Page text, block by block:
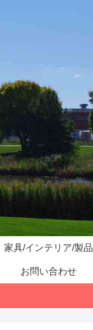
家具/インテリア/製品
お問い合わせ